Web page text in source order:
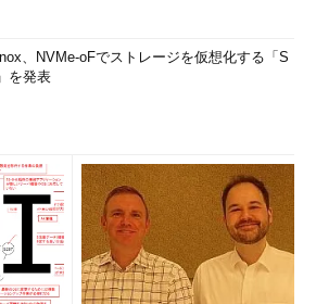
、NVMe-oFでストレージを仮想化する「S
を発表